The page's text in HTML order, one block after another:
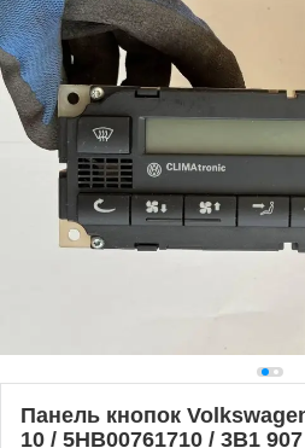
Панель кнопок
10 / 5HB00761710 / 3B1